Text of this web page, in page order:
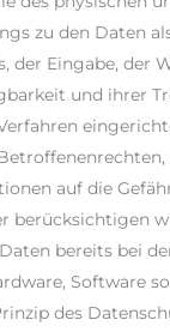
zu den Daten
der Eingabe, der
und ihrer
auf die
berücksichtigen
bereits bei
Software
des